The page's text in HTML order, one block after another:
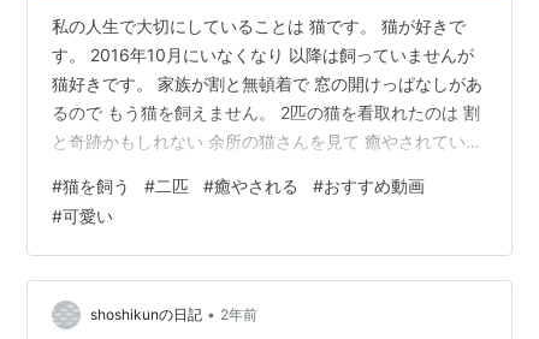
私の人生で大切にしていることは 猫です。 猫が好きで
す。 2016年10月にいなくなり 以降は飼っていませんが
猫好きです。 家族が割と無頓着で 窓の開けっぱなしがあ
るので もう猫を飼えません。 2匹の猫を看取れたのは 割
と奇跡かもしれない 余所の猫さんを見て 癒やされていま
けになり 流石に困っています 初めての猫は 構いすぎて
迷惑かけたので 今度飼うとしたら 割とほっとくスタンス
を取りたいです
#猫を飼う #二匹 #癒やされる #おすすめ動画
#可愛い
shoshikunの日記 • 2年前